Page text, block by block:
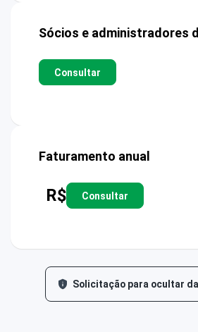
Sócios e administradores
Consultar
Faturamento anual
R$ Consultar
Solicitação para ocultar